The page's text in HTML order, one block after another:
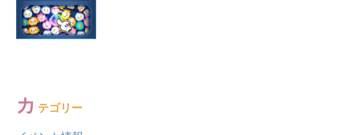
カ テゴリー